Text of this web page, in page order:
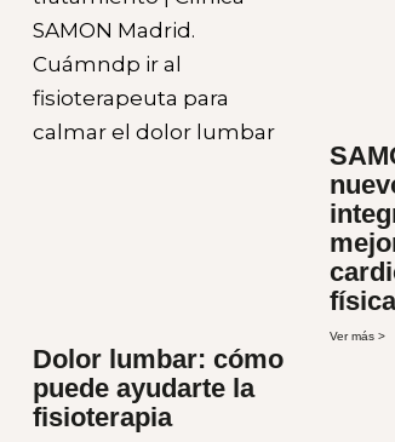
Dolor lumbar: cómo
puede ayudarte la
fisioterapia
Ver más >